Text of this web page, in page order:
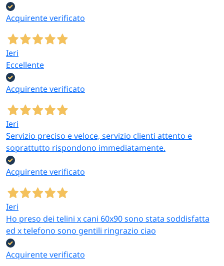
Acquirente verificato
Ieri
Eccellente
Acquirente verificato
Ieri
Servizio preciso e veloce, servizio clienti attento e
soprattutto rispondono immediatamente.
Acquirente verificato
Ieri
Ho preso dei telini x cani 60x90 sono stata soddisfatta
ed x telefono sono gentili ringrazio ciao
Acquirente verificato